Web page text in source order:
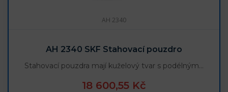
AH 2340
AH 2340 SKF Stahovací pouzdro
Stahovací pouzdra mají kuželový tvar s podélným…
18 600,55 Kč